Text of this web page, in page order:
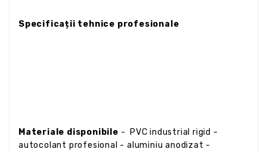
Specificații tehnice profesionale
Materiale disponibile - PVC industrial rigid -
autocolant profesional - aluminiu anodizat -